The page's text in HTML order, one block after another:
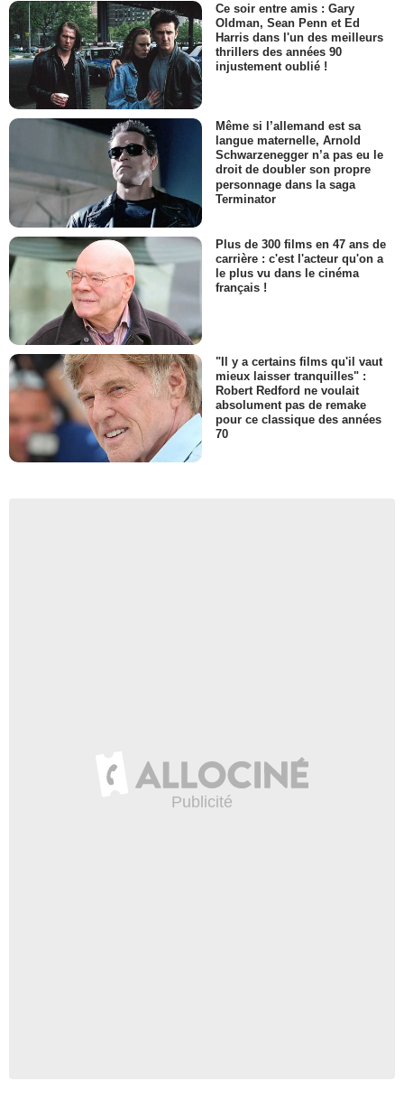
Ce soir entre amis : Gary
Oldman, Sean Penn et Ed
Harris dans l'un des meilleurs
thrillers des années 90
injustement oublié !
Même si l’allemand est sa
langue maternelle, Arnold
Schwarzenegger n’a pas eu le
droit de doubler son propre
personnage dans la saga
Terminator
Plus de 300 films en 47 ans de
carrière : c'est l'acteur qu'on a
le plus vu dans le cinéma
français !
"Il y a certains films qu'il vaut
mieux laisser tranquilles" :
Robert Redford ne voulait
absolument pas de remake
pour ce classique des années
70